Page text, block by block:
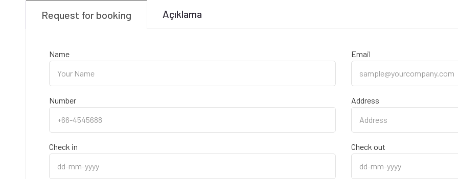
Request for booking Açıklama
Name Email
Number Address
Check in Check out